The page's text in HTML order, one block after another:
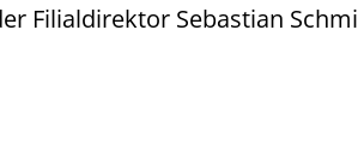
Filialdirektor Sebastian